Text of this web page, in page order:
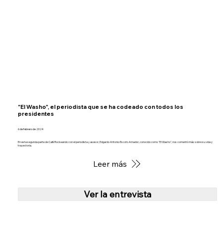
"El Washo", el periodista que se ha codeado con todos los
presidentes
6 de febrero de 2024
En esta segunda parte de Café Rockeando con el periodista y asesor, Edgardo Antonio Escoto Amador, conocido como "El Washo", nos comentó más sobre su vida y
trayectoria.
Ver la entrevista
Leer más